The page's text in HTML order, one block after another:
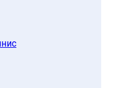
шт, серебро